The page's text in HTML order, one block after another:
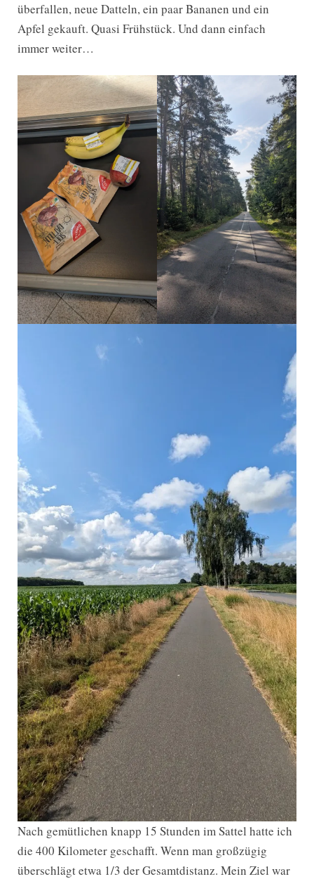
überfallen, neue Datteln, ein paar Bananen und ein
Apfel gekauft. Quasi Frühstück. Und dann einfach
immer weiter…
Nach gemütlichen knapp 15 Stunden im Sattel hatte ich
die 400 Kilometer geschafft. Wenn man großzügig
überschlägt etwa 1/3 der Gesamtdistanz. Mein Ziel war